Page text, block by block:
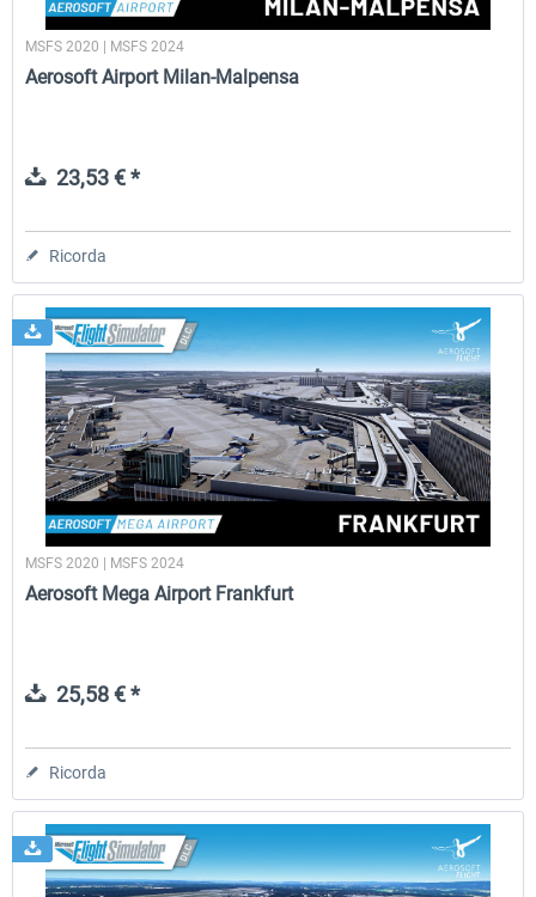
MSFS 2020 | MSFS 2024
Aerosoft Airport Milan-Malpensa
23,53 € *
Ricorda
MSFS 2020 | MSFS 2024
Aerosoft Mega Airport Frankfurt
25,58 € *
Ricorda